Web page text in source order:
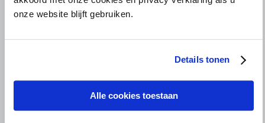
onze website blijft gebruiken.
Details tonen
Alle cookies toestaan